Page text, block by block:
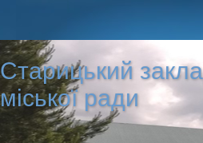
Старицький
міської ради